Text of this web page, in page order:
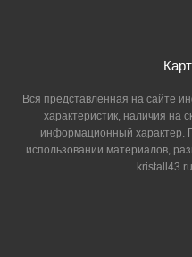
Вся представленная на сайте
характеристик, наличия на
информационный характер.
использовании материалов,